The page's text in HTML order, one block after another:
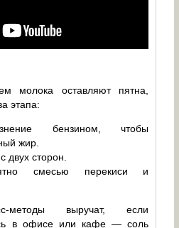
молока оставляют пятна,
этапа:
бензином, чтобы
жир.
двух сторон.
смесью перекиси и
методы выручат, если
в офисе или кафе — соль